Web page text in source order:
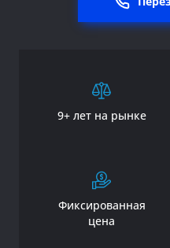
9+ лет на рынке
Фиксированная
цена